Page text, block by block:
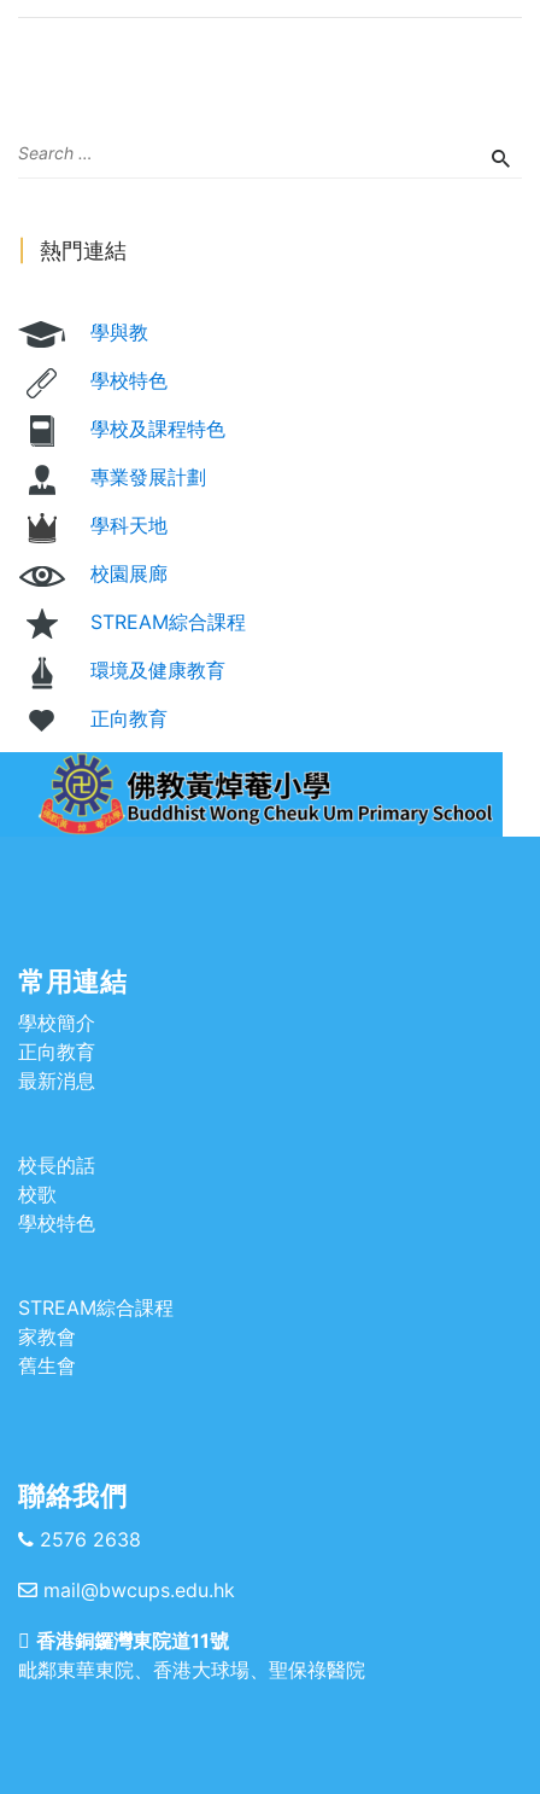
熱門連結
學與教
學校特色
學校及課程特色
專業發展計劃
學科天地
校園展廊
STREAM綜合課程
環境及健康教育
正向教育
常用連結
學校簡介
正向教育
最新消息
校長的話
校歌
學校特色
STREAM綜合課程
家教會
舊生會
聯絡我們
2576 2638
mail@bwcups.edu.hk
香港銅鑼灣東院道11號
毗鄰東華東院、香港大球場、聖保祿醫院